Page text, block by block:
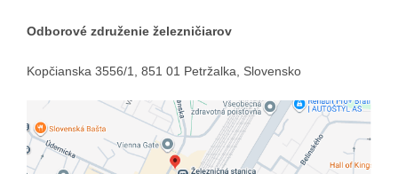
Odborové združenie železničiarov
Kopčianska 3556/1, 851 01 Petržalka, Slovensko